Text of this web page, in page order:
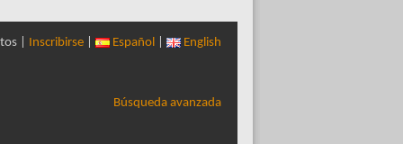
| Inscribirse Español English
Búsqueda avanzada